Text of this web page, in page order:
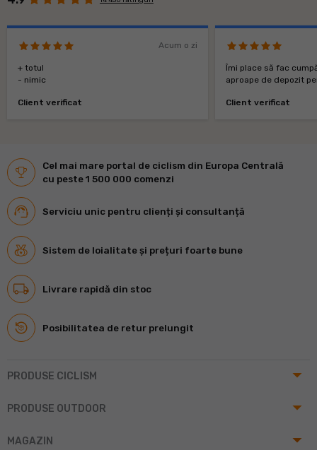
Acum o zi
+ totul
- nimic
Client verificat
Îmi place să fac
aproape de depozit
Client verificat
Cel mai mare portal de ciclism din Europa Centrală
cu peste 1 500 000 comenzi
Serviciu unic pentru clienți și consultanță
Sistem de loialitate și prețuri foarte bune
Livrare rapidă din stoc
Posibilitatea de retur prelungit
arrow_drop_up
PRODUSE CICLISM
arrow_drop_up
PRODUSE OUTDOOR
arrow_drop_up
MAGAZIN